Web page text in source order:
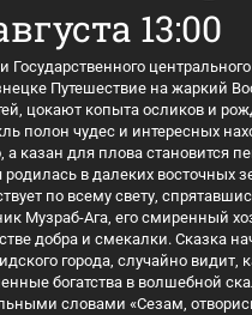
13:00
Государственного
Путешествие на жаркий
цокают копыта осликов и
полон чудес и интересных
а казан для плова становится
родилась в далеких восточных
по всему свету,
Музраб-Ага, его смиренный
добра и смекалки. Сказка
города, случайно видит,
богатства в волшебной
словами «Сезам,